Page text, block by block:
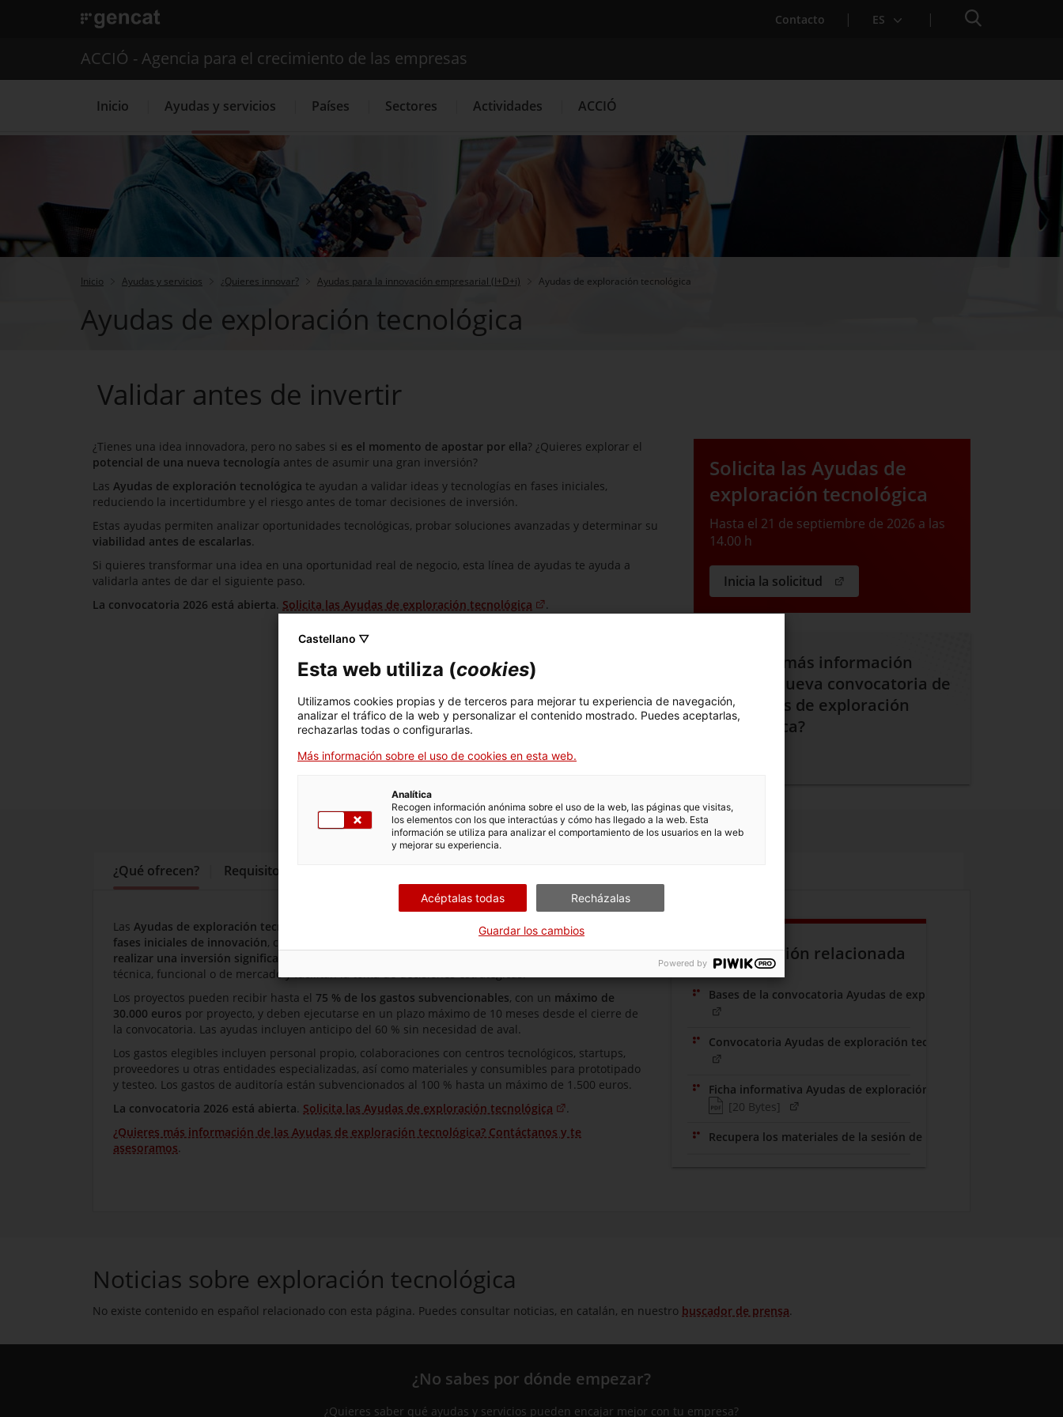
. Abrir en una nueva ventana. Contacto ES Buscador
Buscador
Servicios de Internacionalización Servicios de Innovación Servicios para Startups
ACCIÓ - Agencia para el crecimiento de las empresas
Inicio Ayudas y servicios Países Sectores Actividades ACCIÓ
Inicio Ayudas y servicios ¿Quieres innovar? Ayudas para la innovación empresarial (I+D+i) Ayudas de exploración tecnológica
Ayudas de exploración tecnológica
Validar antes de invertir
¿Tienes una idea innovadora, pero no sabes si es el momento de apostar por ella? ¿Quieres explorar el
potencial de una nueva tecnología antes de asumir una gran inversión?
Las Ayudas de exploración tecnológica te ayudan a validar ideas y tecnologías en fases iniciales,
reduciendo la incertidumbre y el riesgo antes de tomar decisiones de inversión.
Estas ayudas permiten analizar oportunidades tecnológicas, probar soluciones avanzadas y determinar su
viabilidad antes de escalarlas.
Si quieres transformar una idea en una oportunidad real de negocio, esta línea de ayudas te ayuda a
validarla antes de dar el siguiente paso.
La convocatoria 2026 está abierta. Solicita las Ayudas de exploración tecnológica .
Solicita las Ayudas de
exploración tecnológica
Hasta el 21 de septiembre de 2026 a las
14.00 h
Inicia la solicitud . Abrir en una nueva ventana.
¿Quieres más información
sobre la nueva convocatoria de
las Ayudas de exploración
tecnológica?
¿Qué ofrecen?
Requisitos y solicitud
Las Ayudas de exploración tecnológica son subvenciones para apoyarproyectos empresariales en
fases iniciales de innovación, con el objetivo de
realizar una inversión significativa
técnica, funcional o de mercado y facilitan la toma de decisiones estratégicas.
Los proyectos pueden recibir hasta el 75 % de los gastos subvencionables, con un máximo de
30.000 euros por proyecto, y deben ejecutarse en un plazo máximo de 10 meses desde el cierre de
la convocatoria. Las ayudas incluyen anticipo del 60 % sin necesidad de aval.
Los gastos elegibles incluyen personal propio, colaboraciones con centros tecnológicos, startups,
proveedores u otras entidades especializadas, así como materiales y consumibles para prototipado
y testeo. Los gastos de auditoría están subvencionados al 100 % hasta un máximo de 1.500 euros.
La convocatoria 2026 está abierta. Solicita las Ayudas de exploración tecnológica
.
¿Quieres más información de las Ayudas de exploración tecnológica? Contáctanos y te
asesoramos.
Documentación relacionada
Bases de la convocatoria Ayudas de exploración tecnológica 2026
(Abre en pestaña nueva)
Convocatoria Ayudas de exploración tecnológica 2026
(Abre en pestaña nueva)
Ficha informativa Ayudas de exploración tecnológica 2026
(Tipo de fichero pdf)
(Peso del fichero)
[20 Bytes]
Recupera los materiales de la sesión de presentación
Noticias sobre exploración tecnológica
No existe contenido en español relacionado con esta página. Puedes consultar noticias, en catalán, en nuestro buscador de prensa.
¿No sabes por dónde empezar?
¿Quieres saber qué ayudas y servicios pueden encajar mejor con tu empresa?
Castellano ▽
Esta web utiliza (cookies)
Utilizamos cookies propias y de terceros para mejorar tu experiencia de navegación,
analizar el tráfico de la web y personalizar el contenido mostrado. Puedes aceptarlas,
rechazarlas todas o configurarlas.
Más información sobre el uso de cookies en esta web.
Analítica
Recogen información anónima sobre el uso de la web, las páginas que visitas,
los elementos con los que interactúas y cómo has llegado a la web. Esta
información se utiliza para analizar el comportamiento de los usuarios en la web
y mejorar su experiencia.
Acéptalas todas Recházalas
Guardar los cambios
Powered by